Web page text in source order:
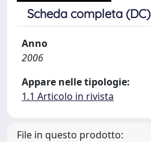
Scheda completa (DC)
Anno
2006
Appare nelle tipologie:
1.1 Articolo in rivista
File in questo prodotto: